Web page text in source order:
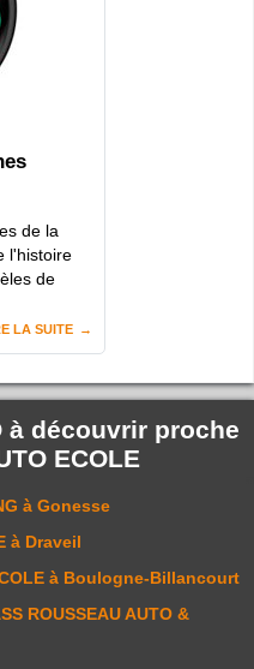
de la
l'histoire
de
LA SUITE
à découvrir proche
ECOLE
à Gonesse
à Draveil
à Boulogne-Billancourt
ROUSSEAU AUTO &